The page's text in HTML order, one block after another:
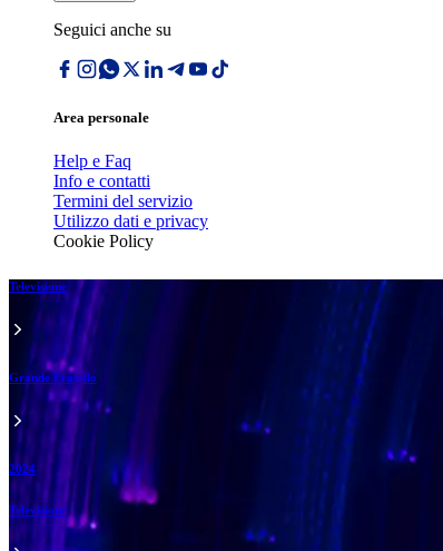
Seguici anche su
Area personale
Help e Faq
Info e contatti
Termini del servizio
Utilizzo dati e privacy
Cookie Policy
Televisione
Grande Fratello
2024
Televisione